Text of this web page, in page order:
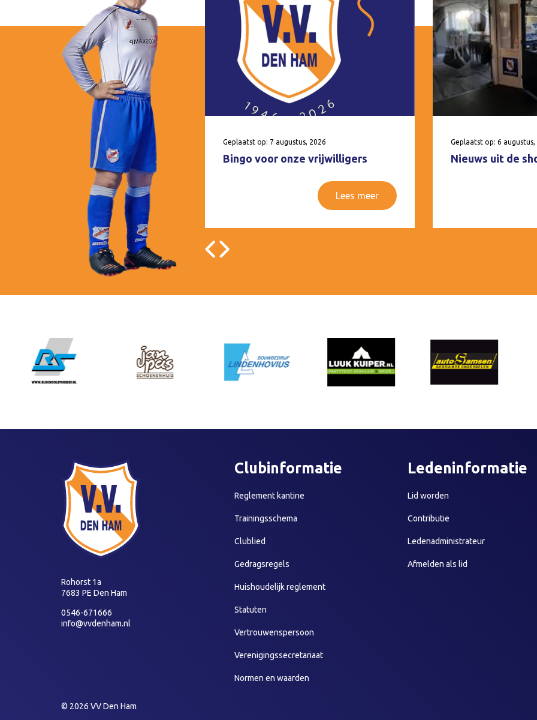
Geplaatst op: 7 augustus, 2026
Bingo voor onze vrijwilligers
Lees meer
Geplaatst op: 6 augustus,
Nieuws uit de
Rohorst 1a
7683 PE Den Ham
0546-671666
info@vvdenham.nl
Clubinformatie
Reglement kantine
Trainingsschema
Clublied
Gedragsregels
Huishoudelijk reglement
Statuten
Vertrouwenspersoon
Verenigingssecretariaat
Normen en waarden
Ledeninformatie
Lid worden
Contributie
Ledenadministrateur
Afmelden als lid
© 2026 VV Den Ham